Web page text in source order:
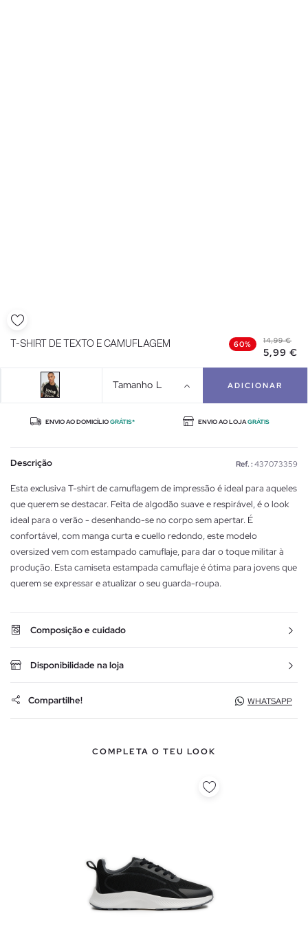
T-SHIRT DE TEXTO E CAMUFLAGEM 60% 14,99 €
5,99 €
Tamanho L ADICIONAR
ENVIO AO DOMICÍLIOGRÁTIS* ENVIO AO LOJAGRÁTIS
Descrição Ref. : 437073359
Esta exclusiva T-shirt de camuflagem de impressão é ideal para aqueles
que querem se destacar. Feita de algodão suave e respirável, é o look
ideal para o verão - desenhando-se no corpo sem apertar. É
confortável, com manga curta e cuello redondo, este modelo
oversized vem com estampado camuflaje, para dar o toque militar à
produção. Esta camiseta estampada camuflaje é ótima para jovens que
querem se expressar e atualizar o seu guarda-roupa.
Composição e cuidado
Disponibilidade na loja
Compartilhe! WHATSAPP
COMPLETA O TEU LOOK